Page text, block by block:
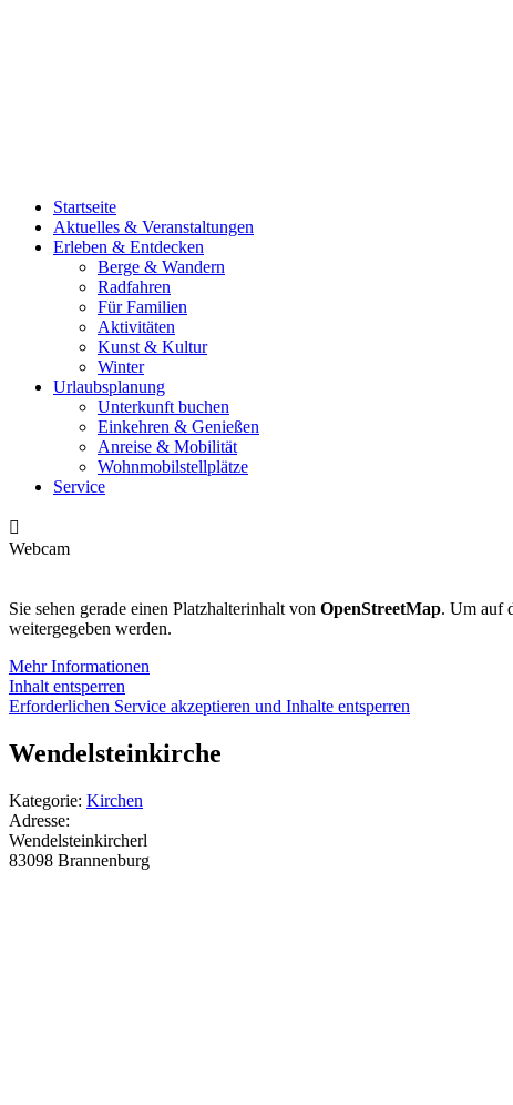
Startseite
Aktuelles & Veranstaltungen
Erleben & Entdecken
Berge & Wandern
Radfahren
Für Familien
Aktivitäten
Kunst & Kultur
Winter
Urlaubsplanung
Unterkunft buchen
Einkehren & Genießen
Anreise & Mobilität
Wohnmobilstellplätze
Service

Webcam
Sie sehen gerade einen Platzhalterinhalt von OpenStreetMap. Um auf
weitergegeben werden.
Mehr Informationen
Inhalt entsperren
Erforderlichen Service akzeptieren und Inhalte entsperren
Wendelsteinkirche
Kategorie: Kirchen
Adresse:
Wendelsteinkircherl
83098 Brannenburg